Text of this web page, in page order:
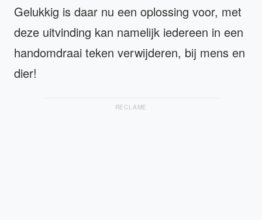
Gelukkig is daar nu een oplossing voor, met
deze uitvinding kan namelijk iedereen in een
handomdraai teken verwijderen, bij mens en
dier!
RECLAME